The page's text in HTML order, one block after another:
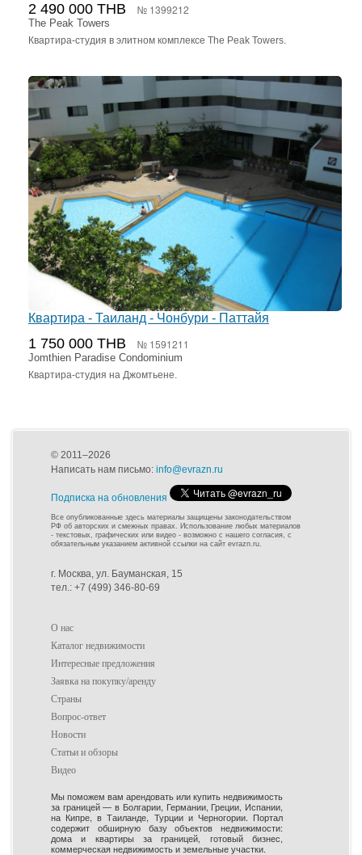
2 490 000 THB № 1399212
The Peak Towers
Квартира-студия в элитном комплексе The Peak Towers.
Квартира - Таиланд - Чонбури - Паттайя
1 750 000 THB № 1591211
Jomthien Paradise Condominium
Квартира-студия на Джомтьене.
© 2011–2026
Написать нам письмо: info@evrazn.ru
Подписка на обновления
Все опубликованные здесь материалы защищены законодательством
РФ об авторских и смежных правах. Использование любых материалов
- текстовых, графических или видео - возможно с нашего согласия, с
обязательным указанием активной ссылки на сайт evrazn.ru.
г. Москва, ул. Бауманская, 15
тел.: +7 (499) 346-80-69
О нас
Каталог недвижимости
Интересные предложения
Заявка на покупку/аренду
Страны
Вопрос-ответ
Новости
Статьи и обзоры
Видео
Мы поможем вам арендовать или купить недвижимость
за границей — в Болгарии, Германии, Греции, Испании,
на Кипре, в Таиланде, Турции и Черногории. Портал
содержит обширную базу объектов недвижимости:
дома и квартиры за границей, готовый бизнес,
коммерческая недвижимость и земельные участки.